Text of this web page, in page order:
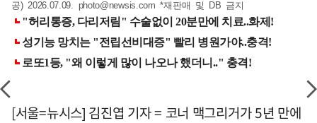
공) 2026.07.09. photo@newsis.com *재판매 및 DB 금지
[서울=뉴시스] 김진엽 기자 = 코너 맥그리거가 5년 만에